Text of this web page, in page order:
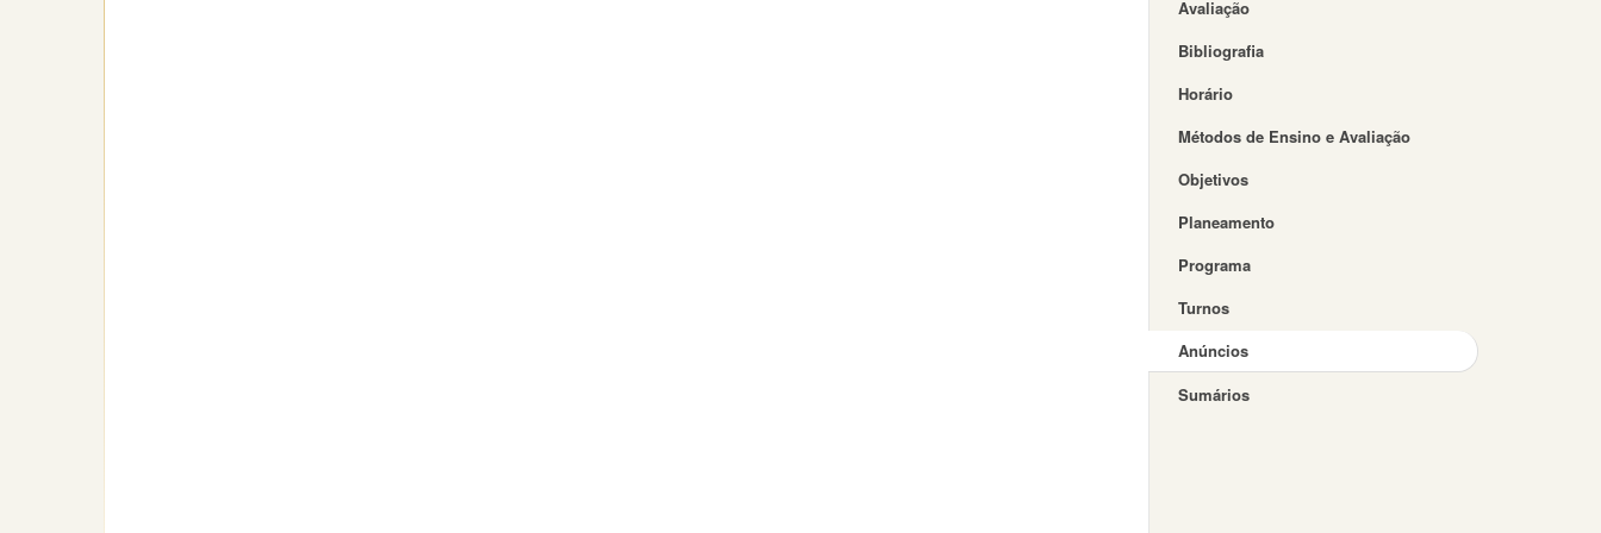
Avaliação
Bibliografia
Horário
Métodos de Ensino e Avaliação
Objetivos
Planeamento
Programa
Turnos
Anúncios
Sumários